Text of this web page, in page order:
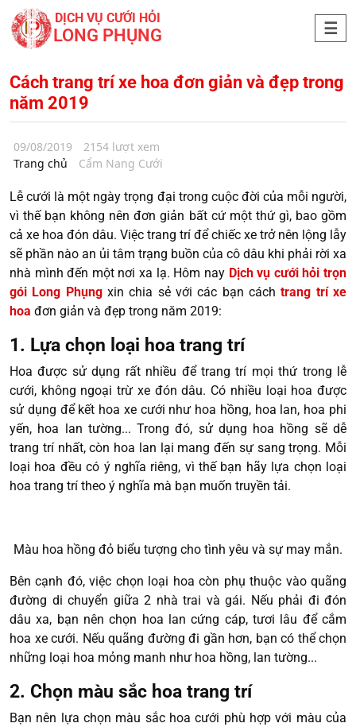
DỊCH VỤ CƯỚI HỎI
LONG PHỤNG
Cách trang trí xe hoa đơn giản và đẹp trong
năm 2019
09/08/2019
2154 lượt xem
Trang chủ
Cẩm Nang Cưới
Lễ cưới là một ngày trọng đại trong cuộc đời của mỗi người,
vì thế bạn không nên đơn giản bất cứ một thứ gì, bao gồm
cả xe hoa đón dâu. Việc trang trí để chiếc xe trở nên lộng lẫy
sẽ phần nào an ủi tâm trạng buồn của cô dâu khi phải rời xa
nhà mình đến một nơi xa lạ. Hôm nay Dịch vụ cưới hỏi trọn
gói Long Phụngxin chia sẻ với các bạn cáchtrang trí xe
hoa đơn giản và đẹp trong năm 2019:
1. Lựa chọn loại hoa trang trí
Hoa được sử dụng rất nhiều để trang trí mọi thứ trong lễ
cưới, không ngoại trừ xe đón dâu. Có nhiều loại hoa được
sử dụng để kết hoa xe cưới như hoa hồng, hoa lan, hoa phi
yến, hoa lan tường... Trong đó, sử dụng hoa hồng sẽ dễ
trang trí nhất, còn hoa lan lại mang đến sự sang trọng. Mỗi
loại hoa đều có ý nghĩa riêng, vì thế bạn hãy lựa chọn loại
hoa trang trí theo ý nghĩa mà bạn muốn truyền tải.
Màu hoa hồng đỏ biểu tượng cho tình yêu và sự may mắn.
Bên cạnh đó, việc chọn loại hoa còn phụ thuộc vào quãng
đường di chuyển giữa 2 nhà trai và gái. Nếu phải đi đón
dâu xa, bạn nên chọn hoa lan cứng cáp, tươi lâu để cắm
hoa xe cưới. Nếu quãng đường đi gần hơn, bạn có thể chọn
những loại hoa mỏng manh như hoa hồng, lan tường...
2. Chọn màu sắc hoa trang trí
Bạn nên lựa chọn màu sắc hoa cưới phù hợp với màu của